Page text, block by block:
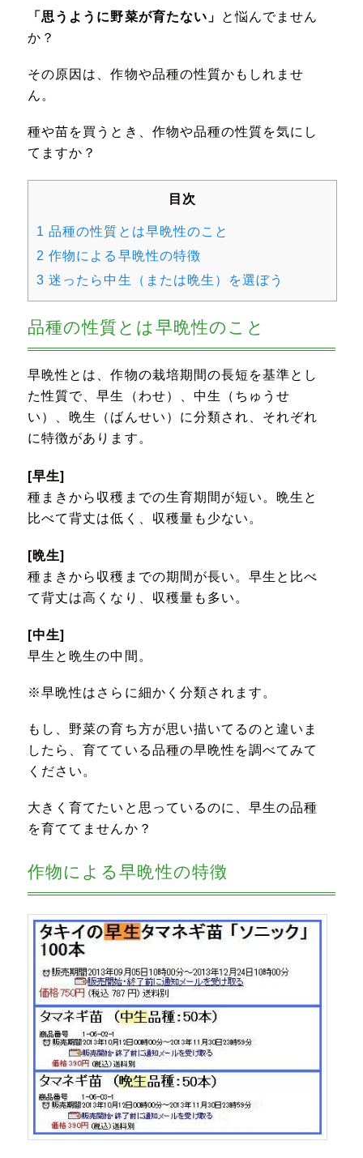
「思うように野菜が育たない」
と悩んでません
か？
その原因は、作物や品種の性質かもしれませ
ん。
種や苗を買うとき、作物や品種の性質を気にし
てますか？
目次
1 品種の性質とは早晩性のこと
2 作物による早晩性の特徴
3 迷ったら中生（または晩生）を選ぼう
品種の性質とは早晩性のこと
早晩性とは、作物の栽培期間の長短を基準とし
た性質で、早生（わせ）、中生（ちゅうせ
い）、晩生（ばんせい）に分類され、それぞれ
に特徴があります。
[早生]
種まきから収穫までの生育期間が短い。晩生と
比べて背丈は低く、収穫量も少ない。
[晩生]
種まきから収穫までの期間が長い。早生と比べ
て背丈は高くなり、収穫量も多い。
[中生]
早生と晩生の中間。
※早晩性はさらに細かく分類されます。
もし、野菜の育ち方が思い描いてるのと違いま
したら、育てている品種の早晩性を調べてみて
ください。
大きく育てたいと思っているのに、早生の品種
を育ててませんか？
作物による早晩性の特徴